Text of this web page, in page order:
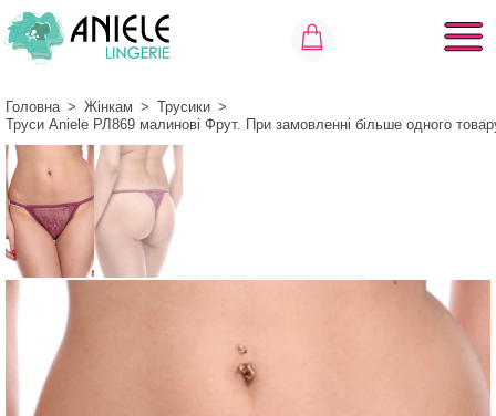
Головна > Жінкам > Трусики >
Труси Aniele РЛ869 малинові Фрут. При замовленні більше одного